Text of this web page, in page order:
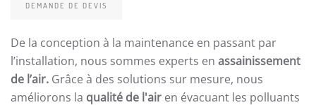
DEMANDE DE DEVIS
De la conception à la maintenance en passant par
l’installation, nous sommes experts en assainissement
de l’air. Grâce à des solutions sur mesure, nous
améliorons la qualité de l'air en évacuant les polluants